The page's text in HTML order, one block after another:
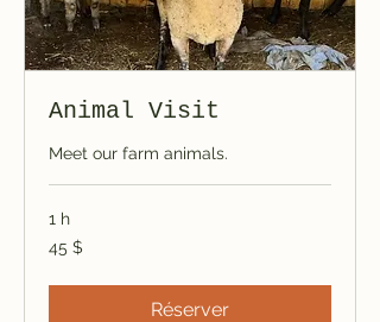
Animal Visit
Meet our farm animals.
1 h
45 dollars
canadiens
45 $
Réserver